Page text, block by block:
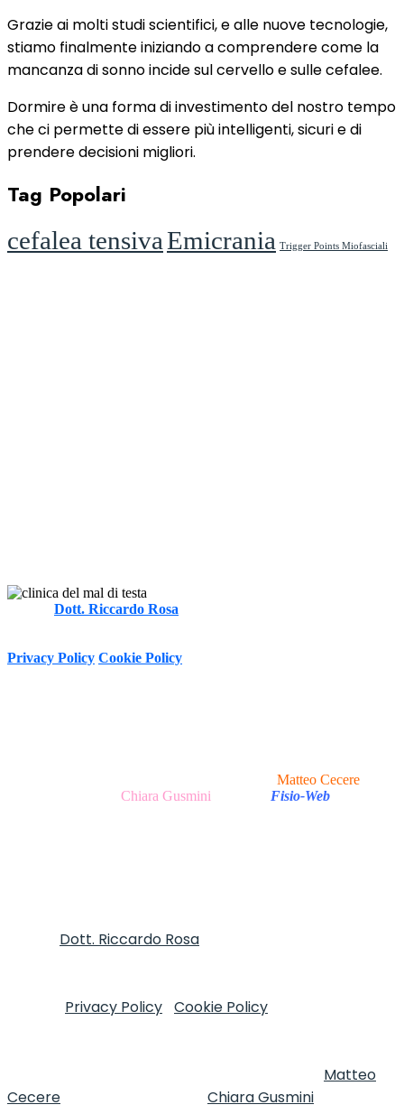
Grazie ai molti studi scientifici, e alle nuove tecnologie,
stiamo finalmente iniziando a comprendere come la
mancanza di sonno incide sul cervello e sulle cefalee.
Dormire è una forma di investimento del nostro tempo
che ci permette di essere più intelligenti, sicuri e di
prendere decisioni migliori.
Tag Popolari
cefalea tensivaEmicrania Trigger Points Miofasciali
Dott. Riccardo Rosa
Privacy Policy Cookie Policy
Matteo Cecere
Chiara Gusmini Fisio-Web
Dott. Riccardo Rosa
Privacy Policy Cookie Policy
Matteo
Cecere
Chiara Gusmini